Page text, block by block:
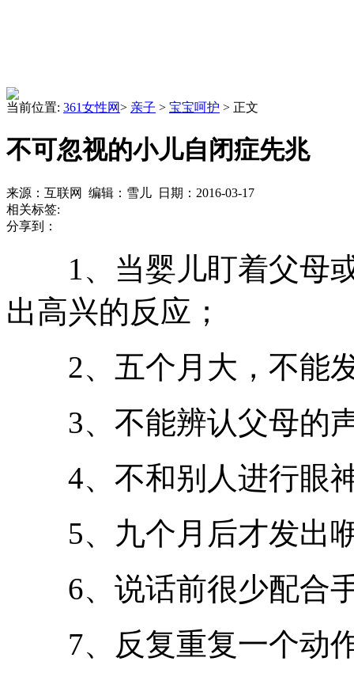
当前位置: 361女性网> 亲子 > 宝宝呵护 > 正文
不可忽视的小儿自闭症先兆
来源：互联网 编辑：雪儿 日期：2016-03-17
相关标签:
分享到：
1、当婴儿盯着父母或
出高兴的反应；
2、五个月大，不能
3、不能辨认父母的
4、不和别人进行眼
5、九个月后才发出
6、说话前很少配合
7、反复重复一个动